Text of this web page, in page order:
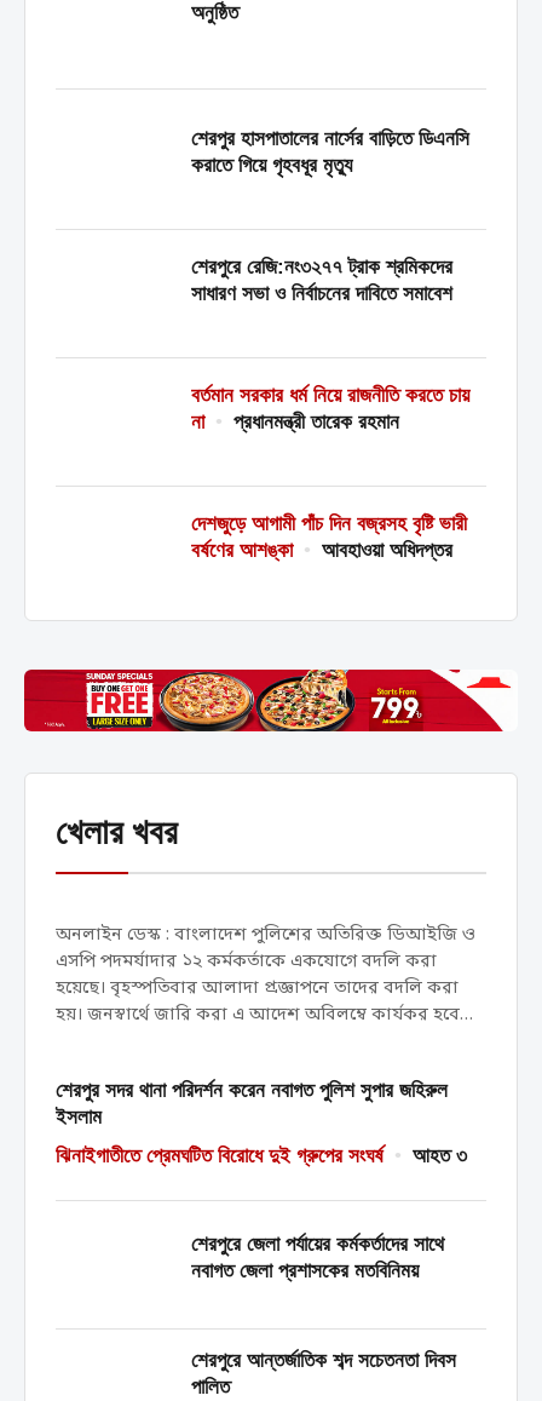
অনুষ্ঠিত
শেরপুর হাসপাতালের নার্সের বাড়িতে ডিএনসি
করাতে গিয়ে গৃহবধূর মৃত্যু
শেরপুরে রেজি:নং৩২৭৭ ট্রাক শ্রমিকদের
সাধারণ সভা ও নির্বাচনের দাবিতে সমাবেশ
বর্তমান সরকার ধর্ম নিয়ে রাজনীতি করতে চায়
না • প্রধানমন্ত্রী তারেক রহমান
দেশজুড়ে আগামী পাঁচ দিন বজ্রসহ বৃষ্টি ভারী
বর্ষণের আশঙ্কা • আবহাওয়া অধিদপ্তর
খেলার খবর
অতিরিক্ত ডিআইজি ও এসপি পদমর্যাদার ১২
অনলাইন ডেস্ক : বাংলাদেশ পুলিশের অতিরিক্ত ডিআইজি ও
এসপি পদমর্যাদার ১২ কর্মকর্তাকে একযোগে বদলি করা
হয়েছে। বৃহস্পতিবার আলাদা প্রজ্ঞাপনে তাদের বদলি করা
হয়। জনস্বার্থে জারি করা এ আদেশ অবিলম্বে কার্যকর হবে
শেরপুর সদর থানা পরিদর্শন করেন নবাগত পুলিশ সুপার জহিরুল
ইসলাম
ঝিনাইগাতীতে প্রেমঘটিত বিরোধে দুই গ্রুপের সংঘর্ষ • আহত ৩
শেরপুরে জেলা পর্যায়ের কর্মকর্তাদের সাথে
নবাগত জেলা প্রশাসকের মতবিনিময়
শেরপুরে আন্তর্জাতিক শব্দ সচেতনতা দিবস
পালিত